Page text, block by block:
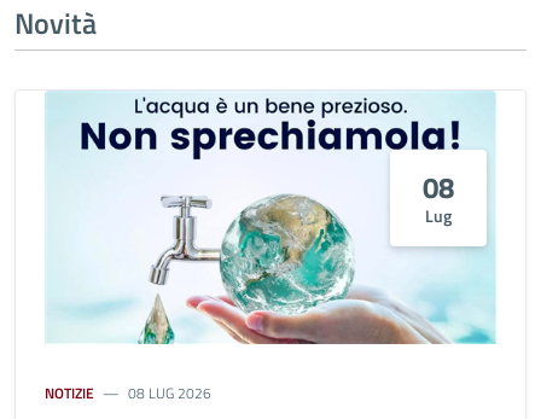
Novità
08
Lug
NOTIZIE 08 LUG 2026